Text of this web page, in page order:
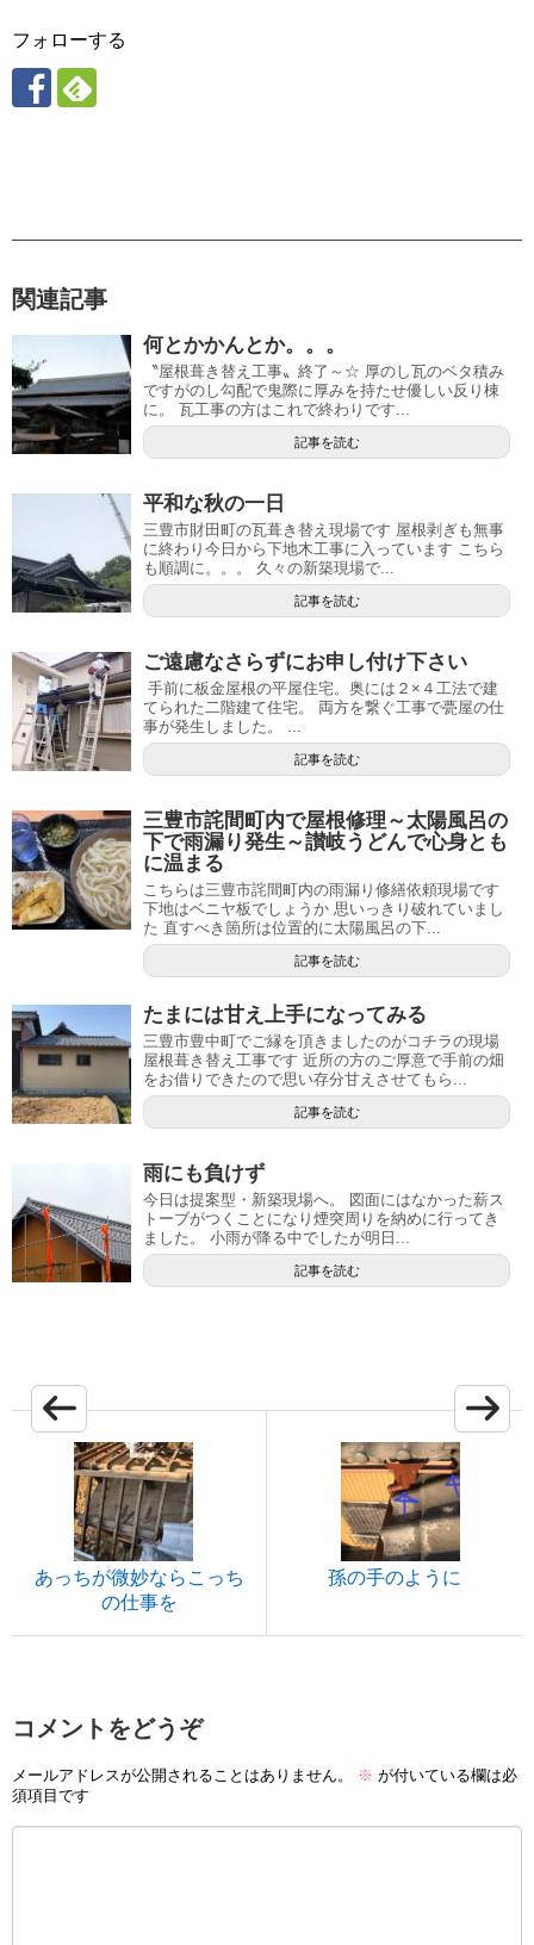
フォローする
関連記事
何とかかんとか。。。
〝屋根葺き替え工事〟終了～☆ 厚のし瓦のベタ積み
ですがのし勾配で鬼際に厚みを持たせ優しい反り棟
に。 瓦工事の方はこれで終わりです...
記事を読む
平和な秋の一日
三豊市財田町の瓦葺き替え現場です 屋根剥ぎも無事
に終わり今日から下地木工事に入っています こちら
も順調に。。。 久々の新築現場で...
記事を読む
ご遠慮なさらずにお申し付け下さい
手前に板金屋根の平屋住宅。奥には２×４工法で建
てられた二階建て住宅。 両方を繋ぐ工事で甍屋の仕
事が発生しました。 ...
記事を読む
三豊市詫間町内で屋根修理～太陽風呂の
下で雨漏り発生～讃岐うどんで心身とも
に温まる
こちらは三豊市詫間町内の雨漏り修繕依頼現場です
下地はベニヤ板でしょうか 思いっきり破れていまし
た 直すべき箇所は位置的に太陽風呂の下...
記事を読む
たまには甘え上手になってみる
三豊市豊中町でご縁を頂きましたのがコチラの現場
屋根葺き替え工事です 近所の方のご厚意で手前の畑
をお借りできたので思い存分甘えさせてもら...
記事を読む
雨にも負けず
今日は提案型・新築現場へ。 図面にはなかった薪ス
トーブがつくことになり煙突周りを納めに行ってき
ました。 小雨が降る中でしたが明日...
記事を読む
あっちが微妙ならこっち
の仕事を
孫の手のように
コメントをどうぞ
メールアドレスが公開されることはありません。 ※ が付いている欄は必
須項目です